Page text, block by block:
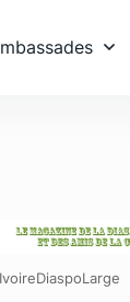
IvoireDiaspoLarge